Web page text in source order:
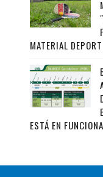
MATERIAL
ESTÁ EN